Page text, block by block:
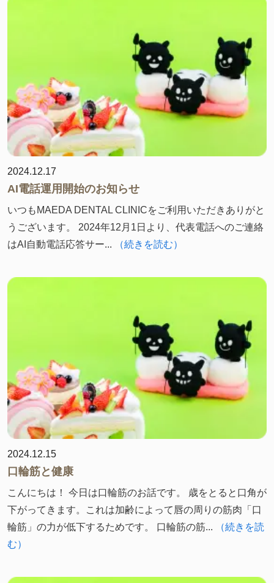
2024.12.17
AI電話運用開始のお知らせ
いつもMAEDA DENTAL CLINICをご利用いただきありがと
うございます。 2024年12月1日より、代表電話へのご連絡
はAI自動電話応答サー...
（続きを読む）
2024.12.15
口輪筋と健康
こんにちは！ 今日は口輪筋のお話です。 歳をとると口角が
下がってきます。これは加齢によって唇の周りの筋肉「口
輪筋」の力が低下するためです。 口輪筋の筋...
（続きを読
む）